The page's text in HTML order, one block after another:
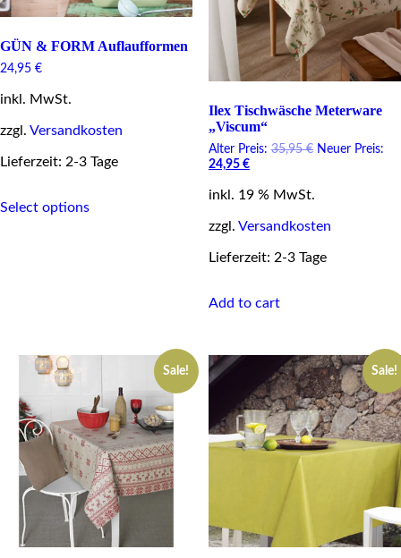
the
page
GÜN & FORM Auflaufformen
24,95 €
inkl. MwSt.
zzgl. Versandkosten
Lieferzeit: 2-3 Tage
Select optionsproduct
product
page
Ilex Tischwäsche Meterware
„Viscum“
Alter Preis: 35,95€ Original
Neuer Preis:
24,95 €Current
is:
inkl. 19 % MwSt.
zzgl. Versandkosten
Lieferzeit: 2-3 Tage
Add to cart
Sale! Sale!